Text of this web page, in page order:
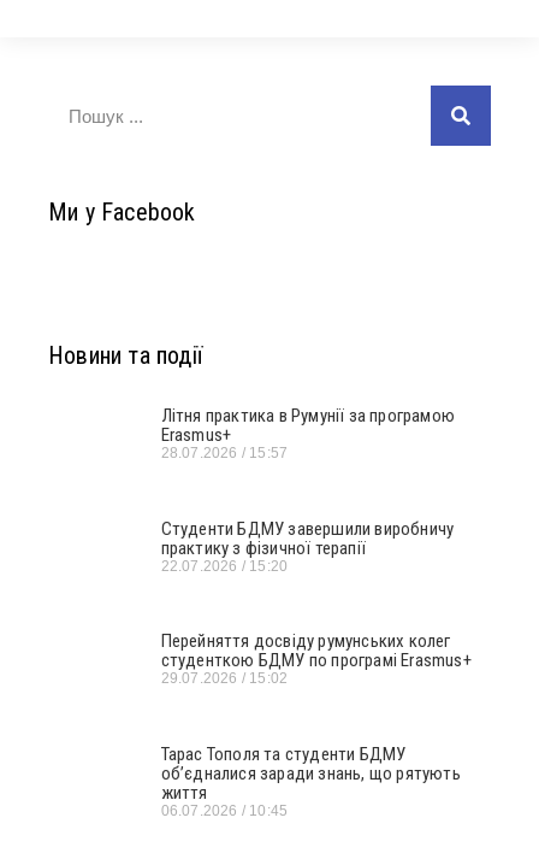
Ми у Facebook
Новини та події
Літня практика в Румунії за програмою
Erasmus+
28.07.2026 15:57
Студенти БДМУ завершили виробничу
практику з фізичної терапії
22.07.2026 15:20
Перейняття досвіду румунських колег
студенткою БДМУ по програмі Erasmus+
29.07.2026 15:02
Тарас Тополя та студенти БДМУ
об’єдналися заради знань, що рятують
життя
06.07.2026 10:45